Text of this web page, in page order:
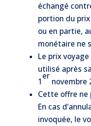
échangé
portion du
ou en partie,
monétaire ne
Le prix
utilisé après
1
er
novembre
Cette offre ne
En cas
invoquée, le